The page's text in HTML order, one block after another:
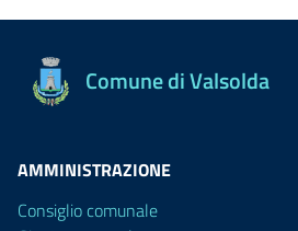
Comune di Valsolda
AMMINISTRAZIONE
Consiglio comunale